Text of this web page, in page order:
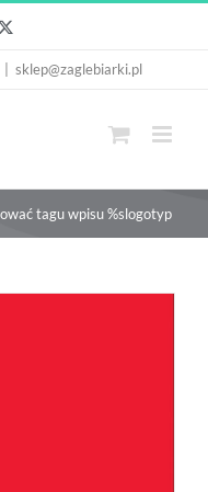
sklep@zaglebiarki.pl
tagu wpisu %slogotyp